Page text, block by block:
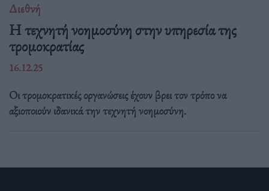
Διεθνή
Η τεχνητή νοημοσύνη στην υπηρεσία της
τρομοκρατίας
16.12.25
Οι τρομοκρατικές οργανώσεις έχουν βρει τον τρόπο να
αξιοποιούν ιδανικά την τεχνητή νοημοσύνη.